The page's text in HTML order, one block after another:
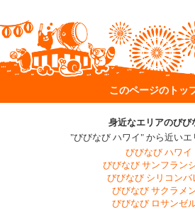
このページのトッ
身近なエリアのびび
"びびなび ハワイ" から近いエ
びびなび ハワイ
びびなび サンフラン
びびなび シリコンバ
びびなび サクラメ
びびなび ロサンゼ